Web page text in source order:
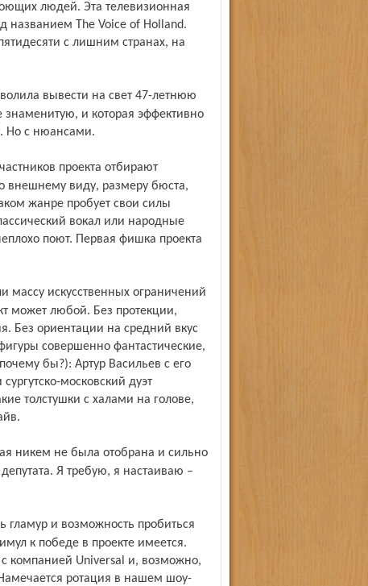
людей. Эта телевизионная
названием The Voice of Holland.
с лишним странах, на
и которая эффективно
Но с нюансами.
внешнему виду, размеру бюста,
жанре пробует свои силы
вокал или народные
поют. Первая фишка проекта
может любой. Без протекции,
Без ориентации на средний вкус
совершенно фантастические,
бы?): Артур Васильев с его
московский дуэт
толстушки с халами на голове,
Я требую, я настаиваю –
к победе в проекте имеется.
с компанией Universal и, возможно,
ротация в нашем шоу-